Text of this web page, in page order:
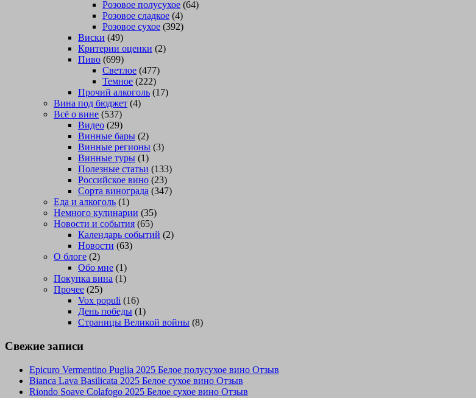
Розовое полусухое (64)
Розовое сладкое (4)
Розовое сухое (392)
Виски (49)
Критерии оценки (2)
Пиво (699)
Светлое (477)
Темное (222)
Прочий алкоголь (17)
Вина под бюджет (4)
Всё о вине (537)
Видео (29)
Винные бары (2)
Винные регионы (3)
Винные туры (1)
Полезные статьи (133)
Российское вино (23)
Сорта винограда (347)
Еда и алкоголь (1)
Немного кулинарии (35)
Новости и события (65)
Календарь событий (2)
Новости (63)
О блоге (2)
Обо мне (1)
Покупка вина (1)
Прочее (25)
Vox populi (16)
День победы (1)
Страницы Великой войны (8)
Свежие записи
Epicuro Vermentino Puglia 2025 Белое полусухое вино Отзыв
Bianca Lava Basilicata 2025 Белое сухое вино Отзыв
Riondo Soave Colafogo 2025 Белое сухое вино Отзыв